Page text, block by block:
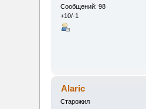
Сообщений: 98
+10/-1
Alaric
Старожил